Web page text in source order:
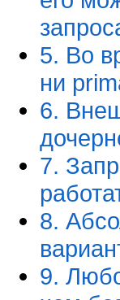
5. Во
ни
6.
7.
8.
9.